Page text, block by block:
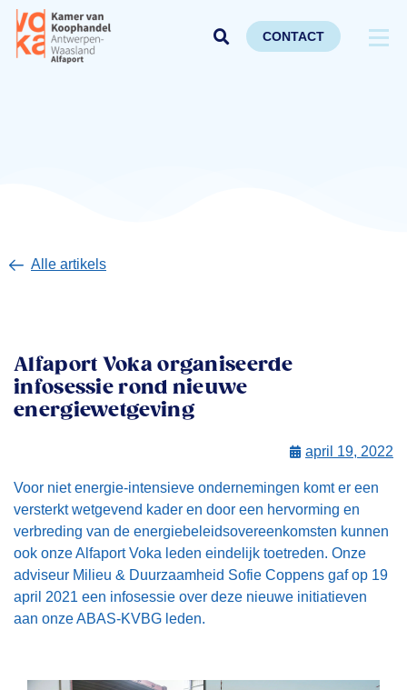
CONTACT
Alle artikels
Alfaport Voka organiseerde
infosessie rond nieuwe
energiewetgeving
april 19, 2022
Voor niet energie-intensieve ondernemingen komt er een
versterkt wetgevend kader en door een hervorming en
verbreding van de energiebeleidsovereenkomsten kunnen
ook onze Alfaport Voka leden eindelijk toetreden. Onze
adviseur Milieu & Duurzaamheid Sofie Coppens gaf op 19
april 2021 een infosessie over deze nieuwe initiatieven
aan onze ABAS-KVBG leden.